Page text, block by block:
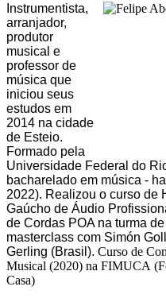
Instrumentista,
arranjador,
produtor
musical e
professor de
música que
iniciou seus
estudos em
2014 na cidade
de Esteio.
Formado pela
Universidade Federal do
bacharelado em música -
2022). Realizou o curso de
Gaúcho de Áudio
de Cordas POA na turma
masterclass com Simón
Gerling (Brasil). Curso de
Musical (2020) na FIMUCA
Casa)